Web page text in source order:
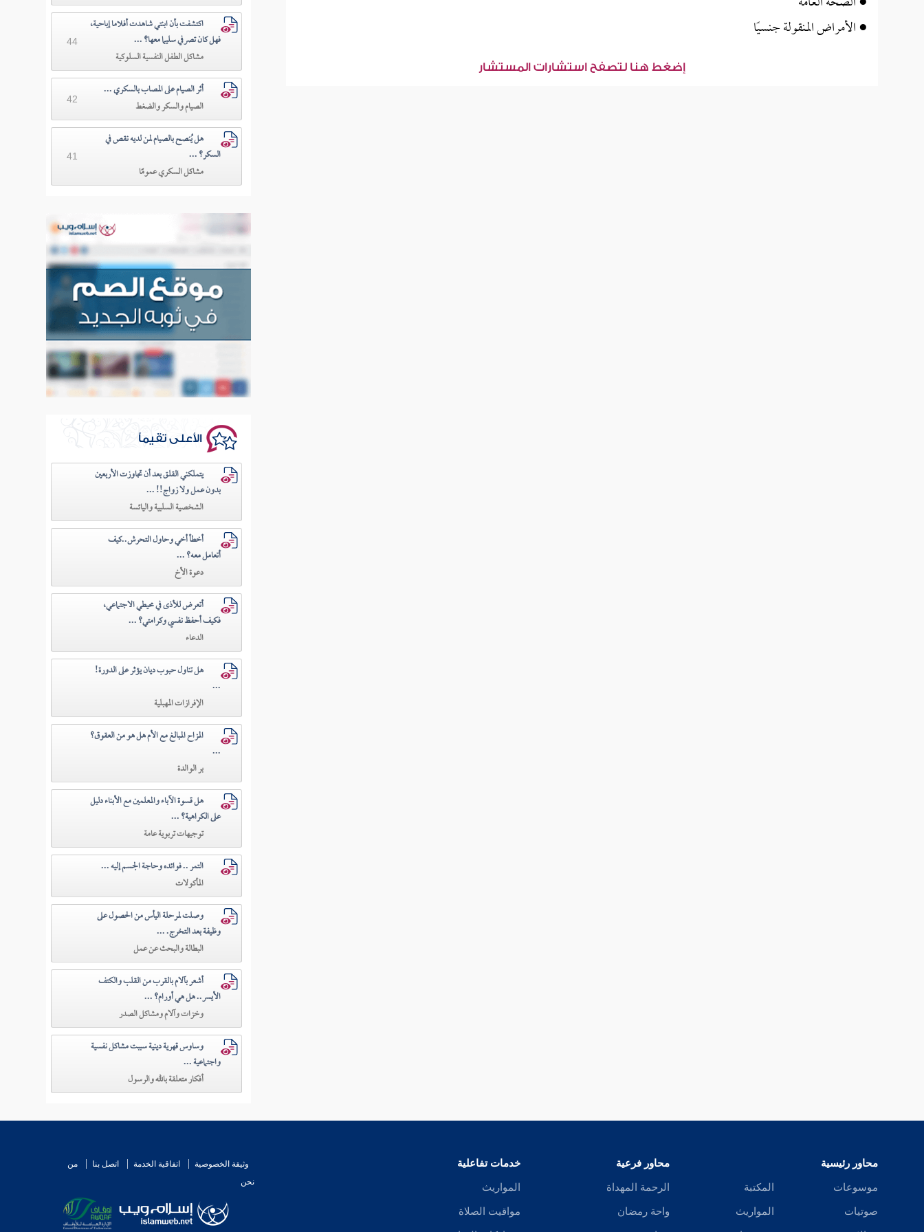
● الأمراض المنقولة جنسيًا
إضغط هنا لتصفح استشارات المستشار
اكتشفت بأن ابنتي شاهدت أفلاما إباحية،
فهل كان تصرفي سليما معها؟ ...
مشاكل الطفل النفسية السلوكية
44
أثر الصيام على المصاب بالسكري ...
الصيام والسكر والضغط
42
هل يُنصح بالصيام لمن لديه نقص في
السكر؟ ...
مشاكل السكري عمومًا
41
الأعلى تقيماً
يتملكني القلق بعد أن تجاوزت الأربعين
بدون عمل ولا زواج!! ...
الشخصية السلبية واليائسة
أخطأ أخي وحاول التحرش..كيف
أتعامل معه؟ ...
دعوة الأخ
أتعرض للأذى في محيطي الاجتماعي،
فكيف أحفظ نفسي وكرامتي؟ ...
الدعاء
هل تناول حبوب ديان يؤثر على الدورة!
...
الإفرازات المهبلية
المزاح المبالغ مع الأم هل هو من العقوق؟
...
بر الوالدة
هل قسوة الآباء والمعلمين مع الأبناء دليل
على الكراهية؟ ...
توجيهات تربوية عامة
التمر .. فوائده وحاجة الجسم إليه ...
المأكولات
وصلت لمرحلة اليأس من الحصول على
وظيفة بعد التخرج. ...
البطالة والبحث عن عمل
أشعر بآلام بالقرب من القلب والكتف
الأيسر.. هل هي أورام؟ ...
وخزات وآلام ومشاكل الصدر
وساوس قهرية دينية سببت مشاكل نفسية
واجتماعية ...
أفكار متعلقة بالله والرسول
محاور رئيسية
موسوعات
صوتيات
المكتبة
المواريث
محاور فرعية
الرحمة المهداة
واحة رمضان
خدمات تفاعلية
المواريث
مواقيت الصلاة
وثيقة الخصوصية اتفاقية الخدمة اتصل بنا
من
نحن